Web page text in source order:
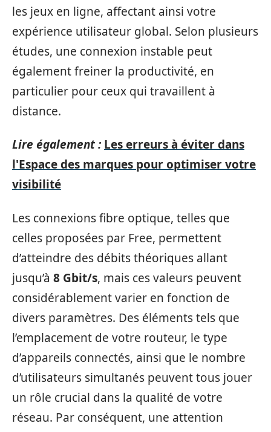
les jeux en ligne, affectant ainsi votre
expérience utilisateur global. Selon plusieurs
études, une connexion instable peut
également freiner la productivité, en
particulier pour ceux qui travaillent à
distance.
Lire également : Les erreurs à éviter dans
l'Espace des marques pour optimiser votre
visibilité
Les connexions fibre optique, telles que
celles proposées par Free, permettent
d’atteindre des débits théoriques allant
jusqu’à 8 Gbit/s, mais ces valeurs peuvent
considérablement varier en fonction de
divers paramètres. Des éléments tels que
l’emplacement de votre routeur, le type
d’appareils connectés, ainsi que le nombre
d’utilisateurs simultanés peuvent tous jouer
un rôle crucial dans la qualité de votre
réseau. Par conséquent, une attention